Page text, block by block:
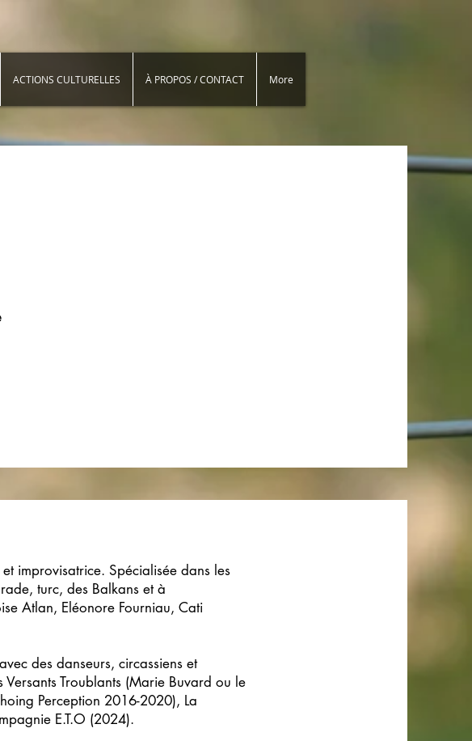
ACTIONS CULTURELLES À PROPOS / CONTACT More
improvisatrice. Spécialisée dans les
turc, des Balkans et à
Atlan, Eléonore Fourniau, Cati
des danseurs, circassiens et
Troublants (Marie Buvard ou le
Perception 2016-2020), La
E.T.O (2024).